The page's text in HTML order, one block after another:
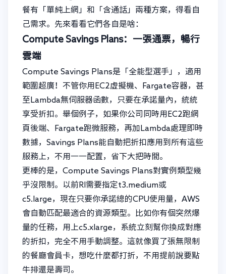
餐有「單純上網」和「含通話」兩種方案，得看自
己需求。先來看看它們各自是啥：
Compute Savings Plans：一張通票，暢行
雲端
Compute Savings Plans是「全能型選手」，適用
範圍超廣！不管你用EC2虛擬機、Fargate容器，甚
至Lambda無伺服器函數，只要在承諾量內，統統
享受折扣。舉個例子，如果你公司同時用EC2跑網
頁後端、Fargate跑微服務，再加Lambda處理即時
數據，Savings Plans能自動把折扣應用到所有這些
服務上，不用一一配置，省下大把時間。
更棒的是，Compute Savings Plans對實例類型幾
乎沒限制。以前RI需要指定t3.medium或
c5.large，現在只要你承諾總的CPU使用量，AWS
會自動匹配最適合的資源類型。比如你有個突然爆
量的任務，用上c5.xlarge，系統立刻幫你換成對應
的折扣，完全不用手動調整。這就像買了張無限制
的餐廳會員卡，想吃什麼都打折，不用提前說要點
牛排還是壽司。